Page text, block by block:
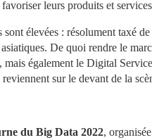
leurs produits et
sont élevées : résolument taxé
De quoi rendre le
également le Digital
sur le devant de la
du Big Data 2022,